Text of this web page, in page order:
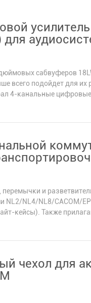
для
сабвуферов
всего подойдет для их
4-канальные цифровые
и
NL2/NL4/NL8/CACOM/
кейсы). Также
чехол для